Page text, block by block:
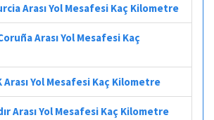
Arası Yol Mesafesi Kaç Kilometre
Arası Yol Mesafesi Kaç
Yol Mesafesi Kaç Kilometre
Arası Yol Mesafesi Kaç Kilometre